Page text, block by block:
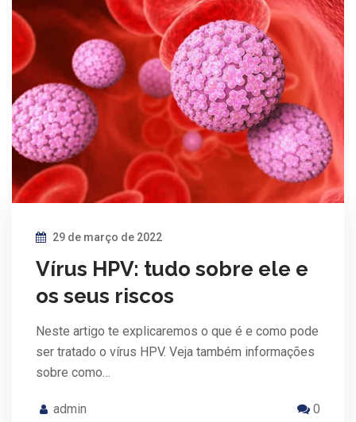
29 de março de 2022
Vírus HPV: tudo sobre ele e
os seus riscos
Neste artigo te explicaremos o que é e como pode
ser tratado o vírus HPV. Veja também informações
sobre como…
admin 0